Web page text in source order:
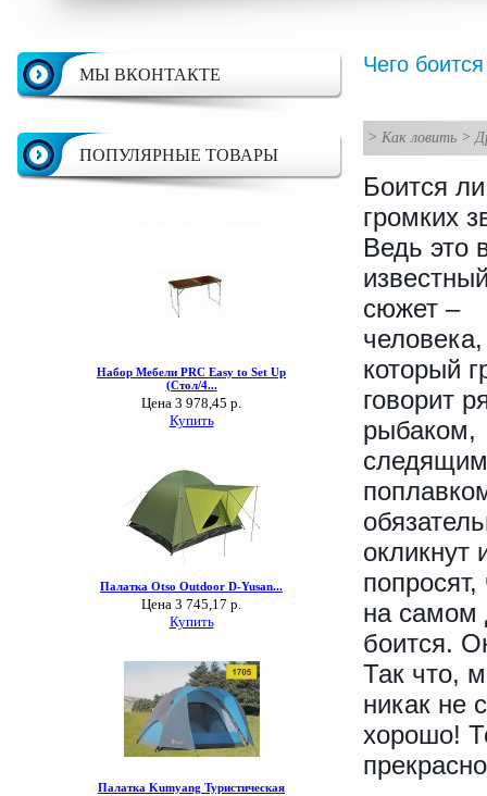
МЫ ВКОНТАКТЕ
ПОПУЛЯРНЫЕ ТОВАРЫ
Чего
> Как ловить >
Боится
громких
Ведь это
сюжет –
человека,
который
говорит
рыбаком,
окликнут
на самом
боится.
Так что,
никак не
хорошо!